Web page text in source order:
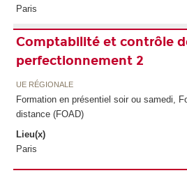
Paris
Comptabilité et contrôle
perfectionnement 2
UE RÉGIONALE
Formation en présentiel soir ou samedi,
distance (FOAD)
Lieu(x)
Paris